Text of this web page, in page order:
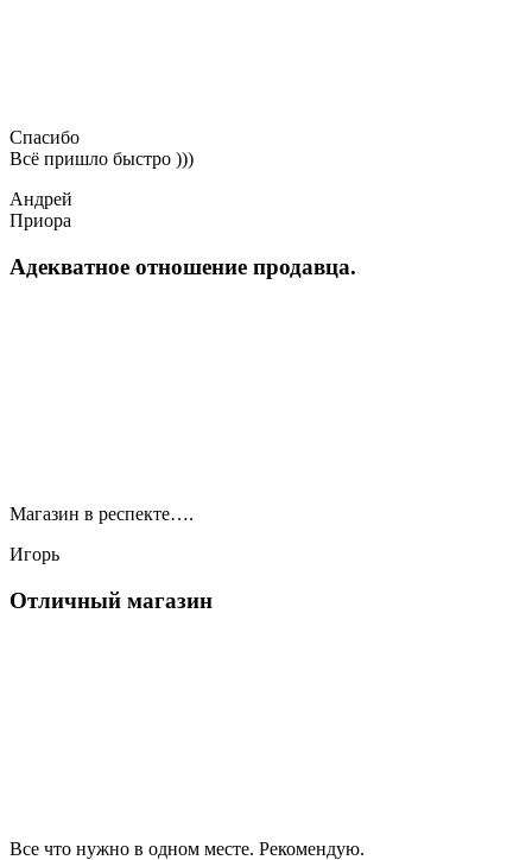
Спасибо
Всё пришло быстро )))
Андрей
Приора
Адекватное отношение продавца.
Магазин в респекте….
Игорь
Отличный магазин
Все что нужно в одном месте. Рекомендую.